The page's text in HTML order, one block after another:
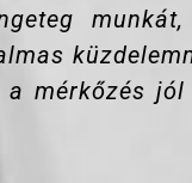
mérkőzés jól